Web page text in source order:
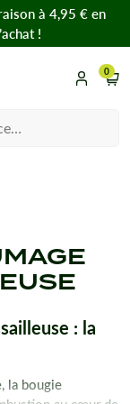
à 4,95 € en
!
0
: la
la bougie